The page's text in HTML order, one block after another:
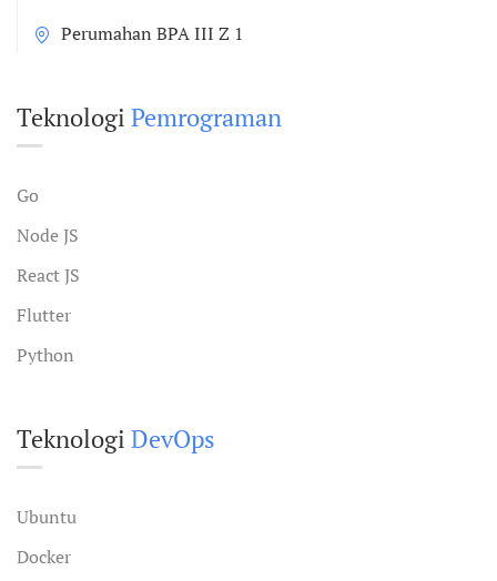
Perumahan BPA III Z 1
Teknologi Pemrograman
Go
Node JS
React JS
Flutter
Python
Teknologi DevOps
Ubuntu
Docker